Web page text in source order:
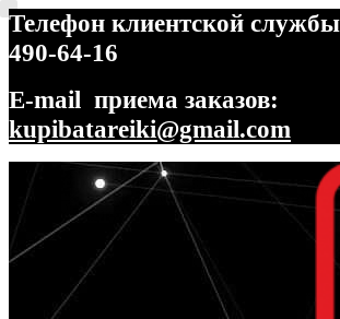
Телефон клиентской
490-64-16
E-mail приема заказов:
kupibatareiki@gmail.com
Перейти
навигации
Перейти
содержимому